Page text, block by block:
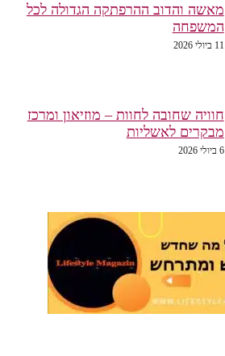
מאשה והדוב ההרפתקה הגדולה לכל
המשפחה
11 ביולי 2026
חוויה שחובה לחוות – מוזיאון ומרכז
מבקרים לאשליות
6 ביולי 2026